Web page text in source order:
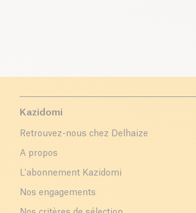
Kazidomi
Retrouvez-nous chez Delhaize
A propos
L'abonnement Kazidomi
Nos engagements